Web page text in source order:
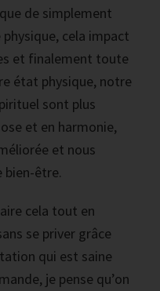
de simplement
cela impact
et finalement toute
état physique, notre
sont plus
et en harmonie,
et nous
bien-être.
cela tout en
se priver grâce
qui est saine
je pense qu’on